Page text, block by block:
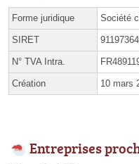
Forme juridique Société
SIRET
N° TVA Intra.
Création 10 mars
Entreprises